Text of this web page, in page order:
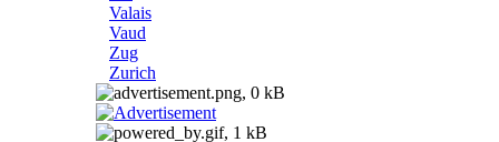
Valais
Vaud
Zug
Zurich